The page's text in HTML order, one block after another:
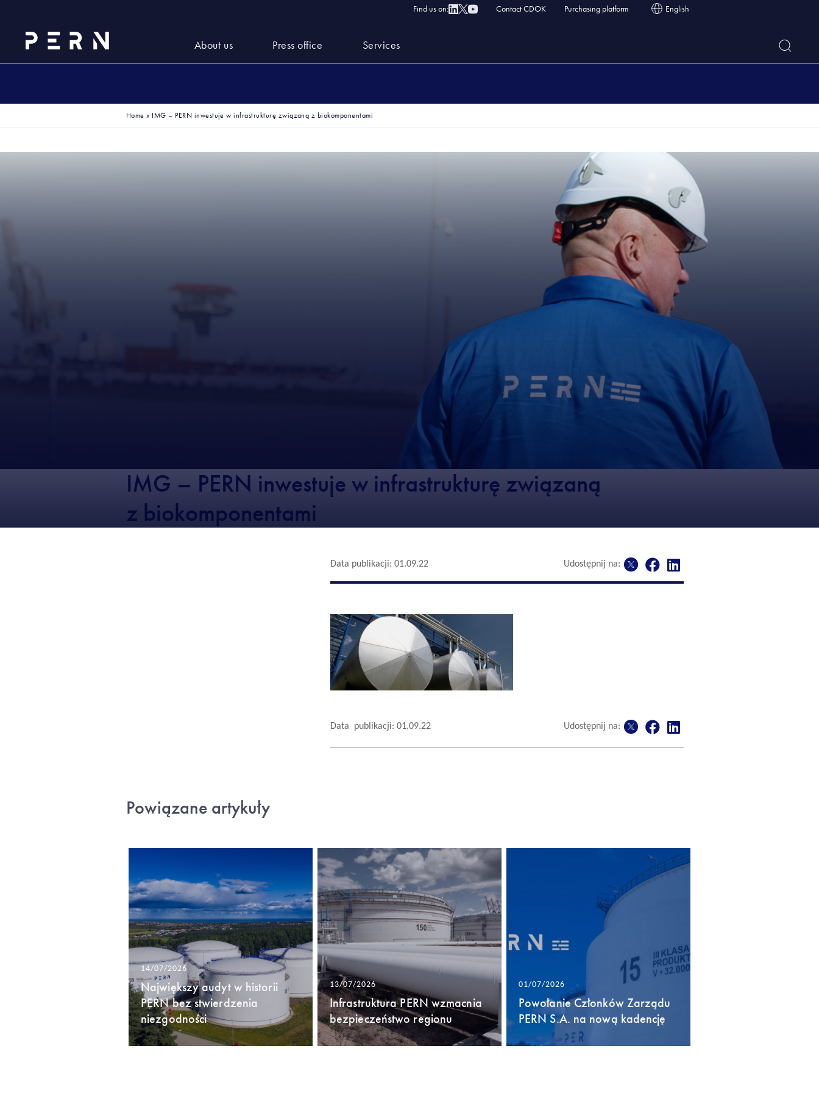
Find us on: Contact CDOK Purchasing platform English
About us Press office Services
Home » IMG – PERN inwestuje w infrastrukturę związaną z biokomponentami
IMG – PERN inwestuje w infrastrukturę związaną
z biokomponentami
Data publikacji: 01.09.22 Udostępnij na:
Data publikacji: 01.09.22 Udostępnij na:
Powiązane artykuły
14/07/2026
Największy audyt w historii
PERN bez stwierdzenia
niezgodności
13/07/2026
Infrastruktura PERN wzmacnia
bezpieczeństwo regionu
01/07/2026
Powołanie Członków Zarządu
PERN S.A. na nową kadencję